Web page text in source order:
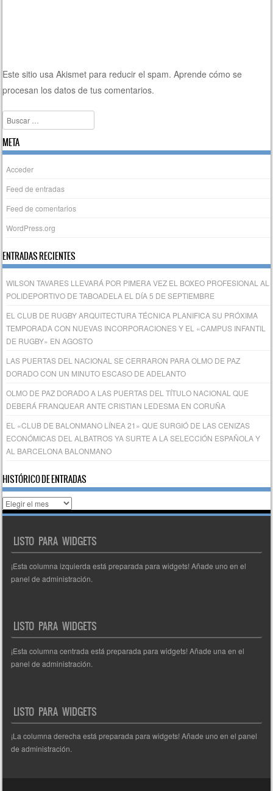
Este sitio usa Akismet para reducir el spam.Aprende cómo se
procesan los datos de tus comentarios.
Buscar
META
Acceder
Feed de entradas
Feed de comentarios
WordPress.org
ENTRADAS RECIENTES
WILSON TAVARES LLEVARÁ POR PIMERA VEZ EL BOXEO PROFESIONAL AL
POLIDEPORTIVO DE TABOADELA EL DÍA 5 DE SEPTIEMBRE
EL CLUB DE RUGBY ARQUITECTURA TÉCNICA PLANIFICA SU PRÓXIMA
TEMPORADA CON NUEVAS INCORPORACIONES Y EL «CAMPUS INFANTIL
DE RUGBY» EN AGOSTO
LAS PUERTAS DEL NACIONAL SE CERRARON PARA OLMO DE PAZ
DORADO CON UN MINUTO ESCASO DE ADELANTO
OLMO DE PAZ DORADO A LAS PUERTAS DEL TÍTULO NACIONAL QUE
DEBERÁ FRANQUEAR ANTE CRISTIAN LEDESMA EN CORUÑA
EL «CLUB DE BALONMANO LÍNEA 21» QUE SURGIÓ DE LAS CENIZAS
ECONÓMICAS DEL ALBATROS YA SURTE A LA SELECCIÓN ESPAÑOLA Y
AL BARCELONA BALONMANO
HISTÓRICO DE ENTRADAS
Histórico
de
LISTO PARA WIDGETS
¡Esta columna izquierda está preparada para widgets! Añade uno en el
panel de administración.
LISTO PARA WIDGETS
¡Esta columna centrada está preparada para widgets! Añade una en el
panel de administración.
LISTO PARA WIDGETS
¡La columna derecha está preparada para widgets! Añade uno en el panel
de administración.